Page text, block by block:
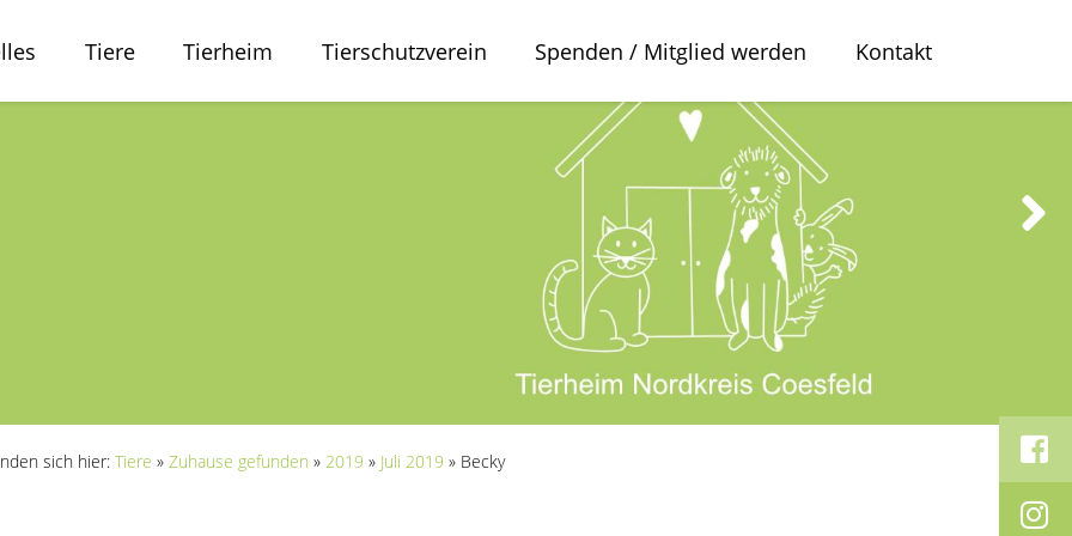
Tiere Tierheim Tierschutzverein Spenden / Mitglied werden Kontakt
sich hier: Tiere » Zuhause gefunden » 2019 » Juli 2019 » Becky